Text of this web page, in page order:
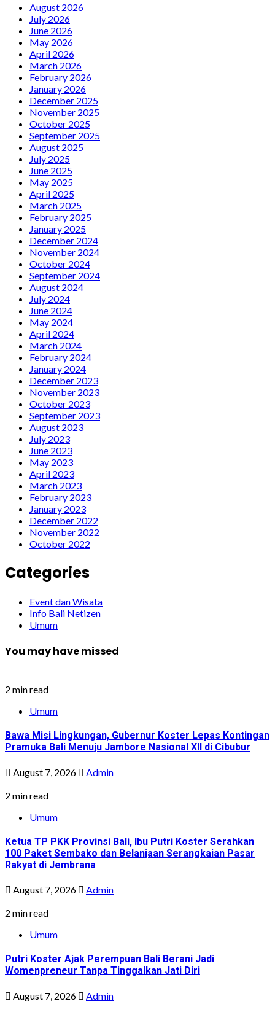
August 2026
July 2026
June 2026
May 2026
April 2026
March 2026
February 2026
January 2026
December 2025
November 2025
October 2025
September 2025
August 2025
July 2025
June 2025
May 2025
April 2025
March 2025
February 2025
January 2025
December 2024
November 2024
October 2024
September 2024
August 2024
July 2024
June 2024
May 2024
April 2024
March 2024
February 2024
January 2024
December 2023
November 2023
October 2023
September 2023
August 2023
July 2023
June 2023
May 2023
April 2023
March 2023
February 2023
January 2023
December 2022
November 2022
October 2022
Categories
Event dan Wisata
Info Bali Netizen
Umum
You may have missed
2 min read
Umum
Bawa Misi Lingkungan, Gubernur Koster Lepas Kontingan
Pramuka Bali Menuju Jambore Nasional XII di Cibubur
August 7, 2026
Admin
2 min read
Umum
Ketua TP PKK Provinsi Bali, Ibu Putri Koster Serahkan
100 Paket Sembako dan Belanjaan Serangkaian Pasar
Rakyat di Jembrana
August 7, 2026
Admin
2 min read
Umum
Putri Koster Ajak Perempuan Bali Berani Jadi
Womenpreneur Tanpa Tinggalkan Jati Diri
August 7, 2026
Admin